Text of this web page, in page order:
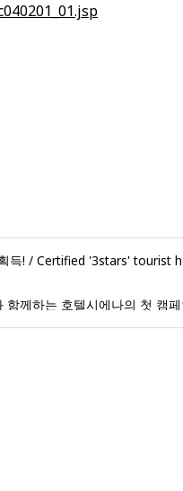
득! / Certified '3stars' tourist
께하는 호텔시에나의 첫 캠페